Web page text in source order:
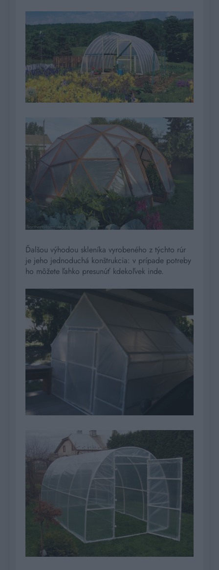
Ďalšou výhodou skleníka vyrobeného z týchto rúr
je jeho jednoduchá konštrukcia: v prípade potreby
ho môžete ľahko presunúť kdekoľvek inde.